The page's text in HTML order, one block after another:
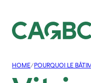
HOME/POURQUOI LE